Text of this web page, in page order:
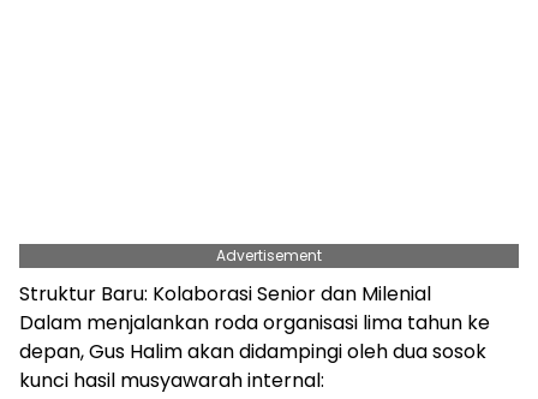
Advertisement
Struktur Baru: Kolaborasi Senior dan Milenial
Dalam menjalankan roda organisasi lima tahun ke
depan, Gus Halim akan didampingi oleh dua sosok
kunci hasil musyawarah internal: